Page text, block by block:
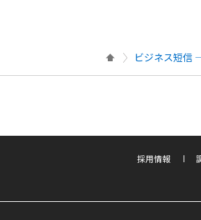
ビジネス短信
採用情報